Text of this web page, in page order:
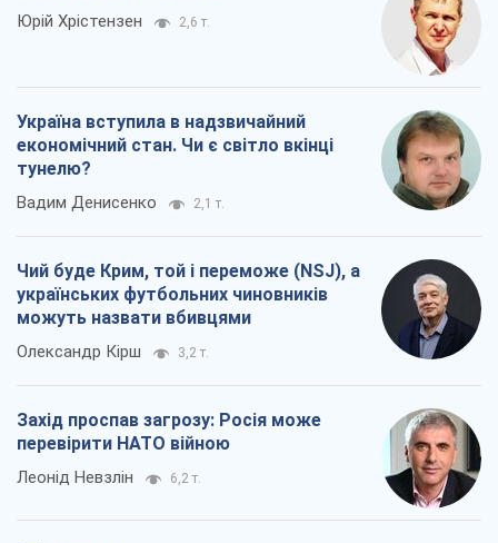
Юрій Хрістензен 2,6 т.
Україна вступила в надзвичайний
економічний стан. Чи є світло вкінці
тунелю?
Вадим Денисенко 2,1 т.
Чий буде Крим, той і переможе (NSJ), а
українських футбольних чиновників
можуть назвати вбивцями
Олександр Кірш 3,2 т.
Захід проспав загрозу: Росія може
перевірити НАТО війною
Леонід Невзлін 6,2 т.